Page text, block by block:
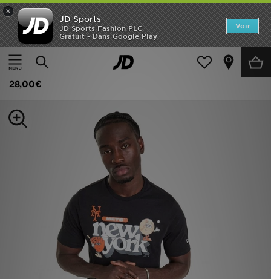
×
JD Sports
JD Sports Fashion PLC
Gratuit - Dans Google Play
Voir
Accueil
Homme Vêtements Homme T-shirts et Débardeurs
New Era T-shirt MLB New York Mets
28,00€
Accueil
Nouveautés
Enfant